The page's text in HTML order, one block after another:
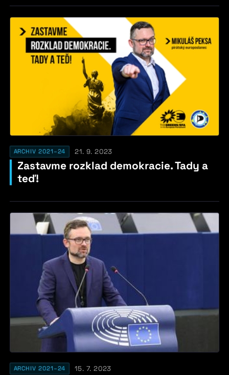
ARCHIV 2021–24 21. 9. 2023
Zastavme rozklad demokracie. Tady a
teď!
ARCHIV 2021–24 15. 7. 2023